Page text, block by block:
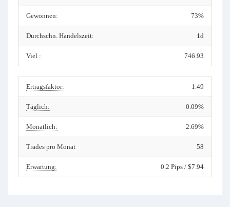
Gewonnen: 73%
Durchschn. Handelszeit: 1d
Viel : 746.93
Ertragsfaktor: 1.49
Täglich: 0.09%
Monatlich: 2.69%
Trades pro Monat 58
Erwartung: 0.2 Pips / $7.94